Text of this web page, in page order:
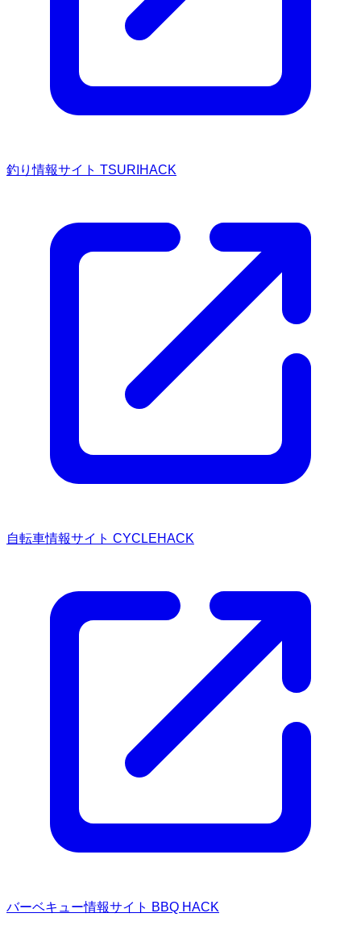
釣り情報サイト TSURIHACK
自転車情報サイト CYCLEHACK
バーベキュー情報サイト BBQ HACK